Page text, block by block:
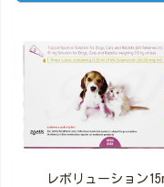
レボリューション